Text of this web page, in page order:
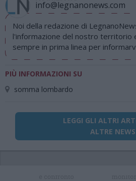
info@legnanonews.com
Noi della redazione di
l'informazione del nostro territorio
sempre in prima linea per
PIÙ INFORMAZIONI SU
somma lombardo
LEGGI GLI ALTRI
ALTRE NEWS